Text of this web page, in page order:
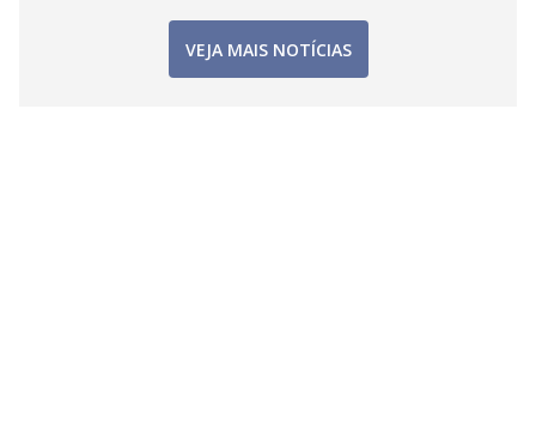
VEJA MAIS NOTÍCIAS